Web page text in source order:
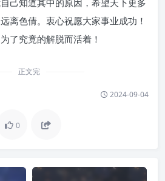
己知道其中的原因，希望天下更多
离色倩。衷心祝愿大家事业成功！
了究竟的解脱而活着！
正文完
2024-09-04
0